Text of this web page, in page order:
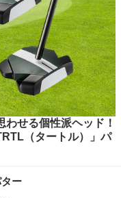
わせる個性派ヘッド！
（タートル）」パ
ー